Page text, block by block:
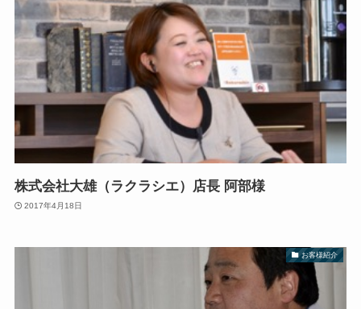
株式会社大雄（ラクラシエ）店長 阿部様
2017年4月18日
お客様紹介